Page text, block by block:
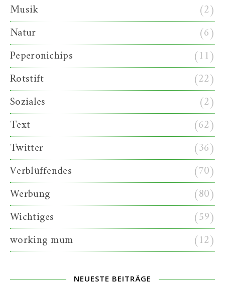
Musik
(2)
Natur
(6)
Peperonichips
(11)
Rotstift
(22)
Soziales
(2)
Text
(62)
Twitter
(36)
Verblüffendes
(70)
Werbung
(80)
Wichtiges
(59)
working mum
(12)
NEUESTE BEITRÄGE